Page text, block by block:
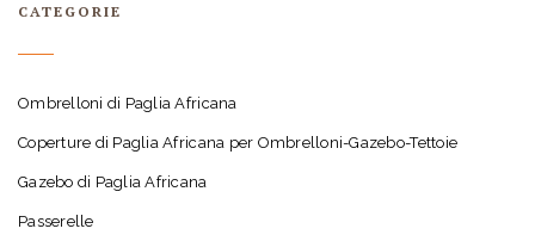
CATEGORIE
Ombrelloni di Paglia Africana
Coperture di Paglia Africana per Ombrelloni-Gazebo-Tettoie
Gazebo di Paglia Africana
Passerelle